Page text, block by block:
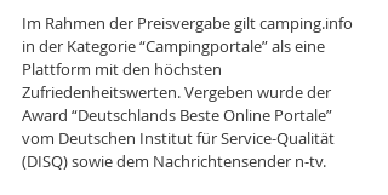
Im Rahmen der Preisvergabe gilt camping.info
in der Kategorie “Campingportale” als eine
Plattform mit den höchsten
Zufriedenheitswerten. Vergeben wurde der
Award “Deutschlands Beste Online Portale”
vom Deutschen Institut für Service-Qualität
(DISQ) sowie dem Nachrichtensender n-tv.